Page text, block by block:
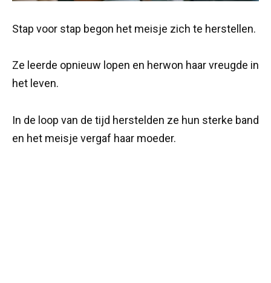
Stap voor stap begon het meisje zich te herstellen.
Ze leerde opnieuw lopen en herwon haar vreugde in
het leven.
In de loop van de tijd herstelden ze hun sterke band
en het meisje vergaf haar moeder.